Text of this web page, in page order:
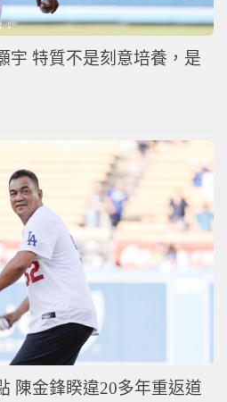
宇 特質不是刻意培養，是
陳金鋒睽違20多年重返道